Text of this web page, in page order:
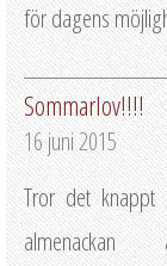
för dagens
Sommarlov!!!!
16 juni 2015
Tror det
almenackan